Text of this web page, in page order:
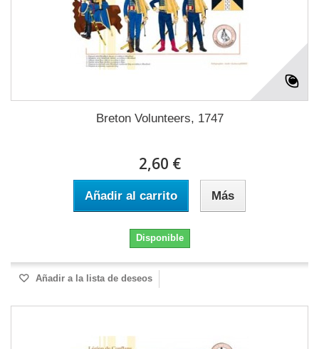
Breton Volunteers, 1747
2,60 €
Añadir al carrito Más
Disponible
Añadir a la lista de deseos